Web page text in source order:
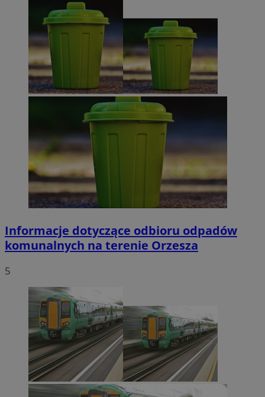
Informacje dotyczące odbioru odpadów
komunalnych na terenie Orzesza
5